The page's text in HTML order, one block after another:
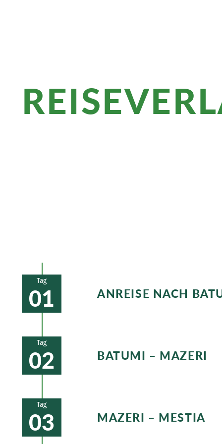
Tag
01 ANREISE NACH
Tag
02 BATUMI – MAZERI
Tag
03 MAZERI – MESTIA